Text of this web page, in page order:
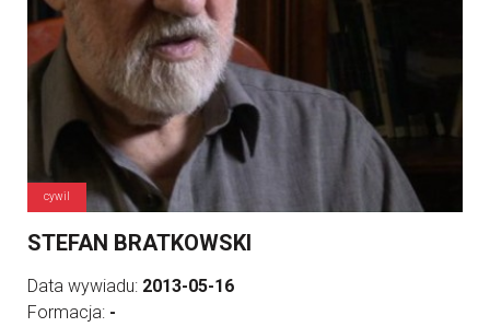
cywil
STEFAN BRATKOWSKI
Data wywiadu: 2013-05-16
Formacja: -